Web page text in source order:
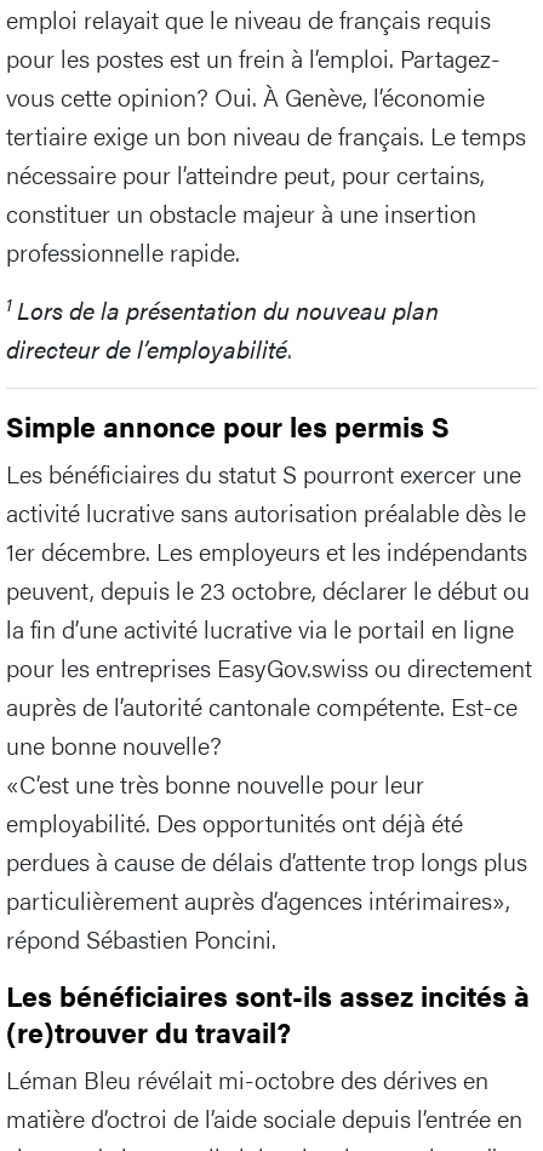
emploi relayait que le niveau de français requis
pour les postes est un frein à l’emploi. Partagez-
vous cette opinion? Oui. À Genève, l’économie
tertiaire exige un bon niveau de français. Le temps
nécessaire pour l’atteindre peut, pour certains,
constituer un obstacle majeur à une insertion
professionnelle rapide.
1Lors de la présentation du nouveau plan
directeur de l’employabilité.
Simple annonce pour les permis S
Les bénéficiaires du statut S pourront exercer une
activité lucrative sans autorisation préalable dès le
1er décembre. Les employeurs et les indépendants
peuvent, depuis le 23 octobre, déclarer le début ou
la fin d’une activité lucrative via le portail en ligne
pour les entreprises EasyGov.swiss ou directement
auprès de l’autorité cantonale compétente. Est-ce
une bonne nouvelle?
«C’est une très bonne nouvelle pour leur
employabilité. Des opportunités ont déjà été
perdues à cause de délais d’attente trop longs plus
particulièrement auprès d’agences intérimaires»,
répond Sébastien Poncini.
Les bénéficiaires sont-ils assez incités à
(re)trouver du travail?
Léman Bleu révélait mi-octobre des dérives en
matière d’octroi de l’aide sociale depuis l’entrée en